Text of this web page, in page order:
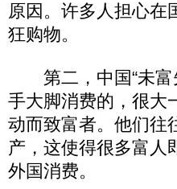
原因。许多人担心在
狂购物。
第二，中国“未富
手大脚消费的，很大
动而致富者。他们往
产，这使得很多富人
外国消费。